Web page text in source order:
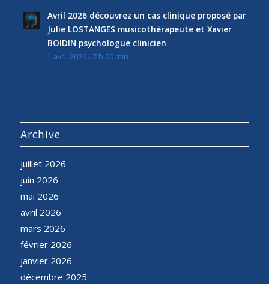
Avril 2026 découvrez un cas clinique proposé par
Julie LOSTANGES musicothérapeute et Xavier
BOIDIN psychologue clinicien
1 avril 2026 - 7 h 00 min
Archive
juillet 2026
juin 2026
mai 2026
avril 2026
mars 2026
février 2026
janvier 2026
décembre 2025